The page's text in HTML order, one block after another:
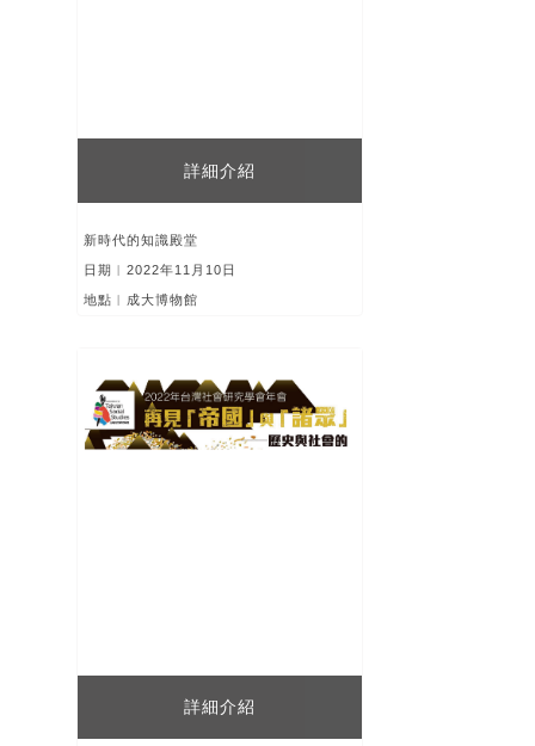
詳細介紹
新時代的知識殿堂
日期︱2022年11月10日
地點︱成大博物館
詳細介紹